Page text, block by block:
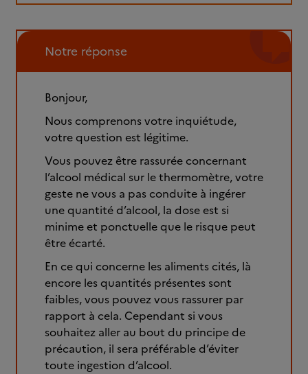
Notre réponse
Bonjour,
Nous comprenons votre inquiétude,
votre question est légitime.
Vous pouvez être rassurée concernant
l’alcool médical sur le thermomètre, votre
geste ne vous a pas conduite à ingérer
une quantité d’alcool, la dose est si
minime et ponctuelle que le risque peut
être écarté.
En ce qui concerne les aliments cités, là
encore les quantités présentes sont
faibles, vous pouvez vous rassurer par
rapport à cela. Cependant si vous
souhaitez aller au bout du principe de
précaution, il sera préférable d’éviter
toute ingestion d’alcool.